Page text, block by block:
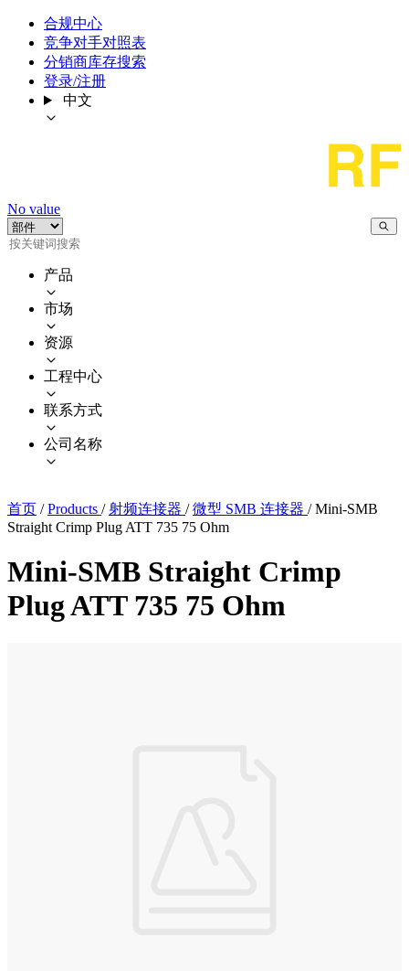
合规中心
竞争对手对照表
分销商库存搜索
登录/注册
中文
No value
产品
市场
资源
工程中心
联系方式
公司名称
首页 / Products / 射频连接器 / 微型 SMB 连接器 / Mini-SMB
Straight Crimp Plug ATT 735 75 Ohm
Mini-SMB Straight Crimp
Plug ATT 735 75 Ohm